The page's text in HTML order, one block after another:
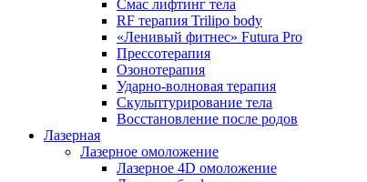
Смас лифтинг тела
RF терапия Trilipo body
«Ленивый фитнес» Futura Pro
Прессотерапия
Озонотерапия
Ударно-волновая терапия
Скульптурирование тела
Восстановление после родов
Лазерная
Лазерное омоложение
Лазерное 4D омоложение